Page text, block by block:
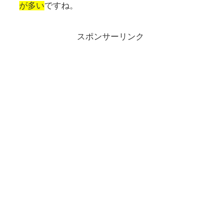
が多いですね。
スポンサーリンク